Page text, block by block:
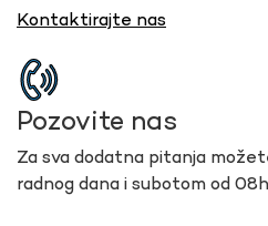
Kontaktirajte nas
Pozovite nas
Za sva dodatna pitanja
radnog dana i subotom od